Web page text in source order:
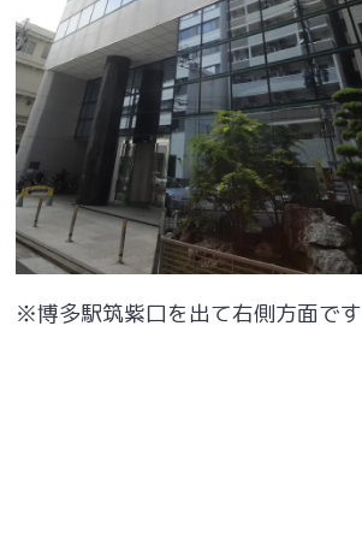
※博多駅筑紫口を出て右側方面です